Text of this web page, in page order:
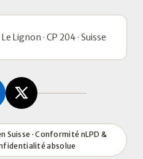
Lignon · CP 204 · Suisse
Suisse · Conformité nLPD &
absolue